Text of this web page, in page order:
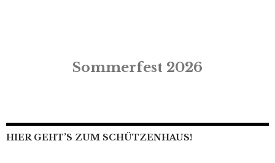
Sommerfest 2026
HIER GEHT’S ZUM SCHÜTZENHAUS!